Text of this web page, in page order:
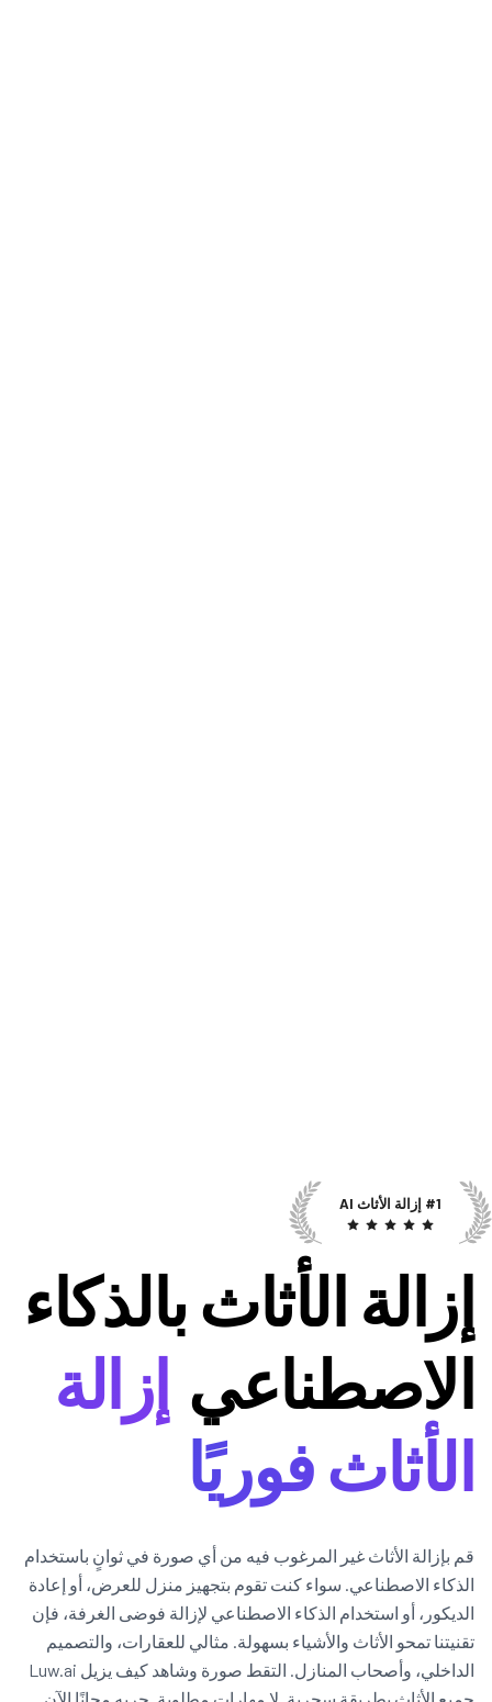
#1 إزالة الأثاث AI
إزالة الأثاث بالذكاء
الاصطناعي إزالة
الأثاث فوريًا
قم بإزالة الأثاث غير المرغوب فيه من أي صورة في ثوانٍ باستخدام
الذكاء الاصطناعي. سواء كنت تقوم بتجهيز منزل للعرض، أو إعادة
الديكور، أو استخدام الذكاء الاصطناعي لإزالة فوضى الغرفة، فإن
تقنيتنا تمحو الأثاث والأشياء بسهولة. مثالي للعقارات، والتصميم
الداخلي، وأصحاب المنازل. التقط صورة وشاهد كيف يزيل Luw.ai